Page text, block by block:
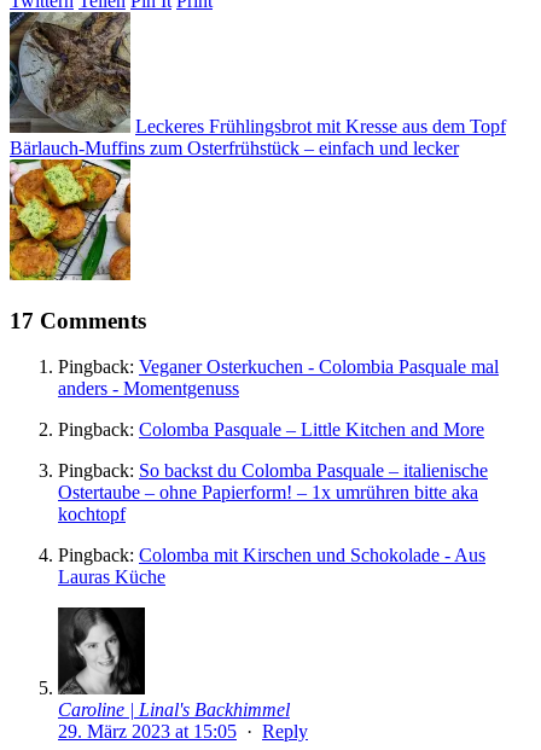
Leckeres Frühlingsbrot mit Kresse aus dem Topf
Bärlauch-Muffins zum Osterfrühstück – einfach und lecker
17 Comments
Pingback: Veganer Osterkuchen - Colombia Pasquale mal
anders - Momentgenuss
Pingback: Colomba Pasquale – Little Kitchen and More
Pingback: So backst du Colomba Pasquale – italienische
Ostertaube – ohne Papierform! – 1x umrühren bitte aka
kochtopf
Pingback: Colomba mit Kirschen und Schokolade - Aus
Lauras Küche
Caroline | Linal's Backhimmel
29. März 2023 at 15:05 · Reply